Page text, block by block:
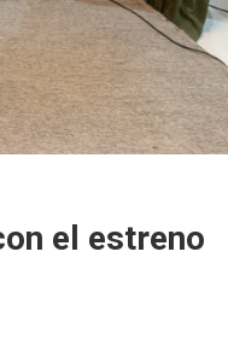
el estreno